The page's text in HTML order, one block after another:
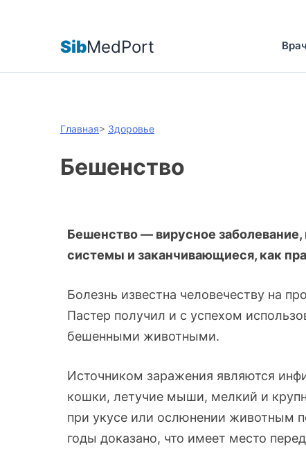
SibMedPort
Главная> Здоровье
Бешенство
Бешенство — вирусное
системы и заканчивающиеся, как
Болезнь известна человечеству на
Пастер получил и с успехом
бешенными животными.
Источником заражения являются
кошки, летучие мыши, мелкий и
при укусе или ослюнении животным
годы доказано, что имеет место